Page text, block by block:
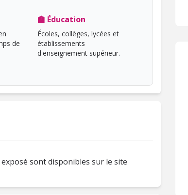
de
🏫 Éducation
Écoles, collèges, lycées et
établissements
d'enseignement supérieur.
sont disponibles sur le site